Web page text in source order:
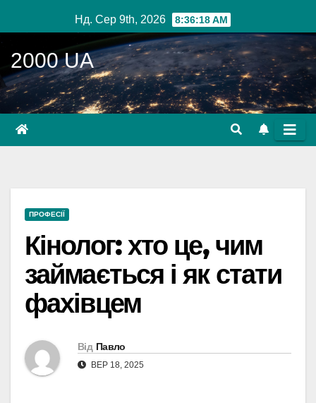
до
вмісту
Нд. Сер 9th, 2026 8:36:19 AM
2000 UA
ПРОФЕСІЇ
Кінолог: хто це, чим
займається і як стати
фахівцем
Від Павло
ВЕР 18, 2025